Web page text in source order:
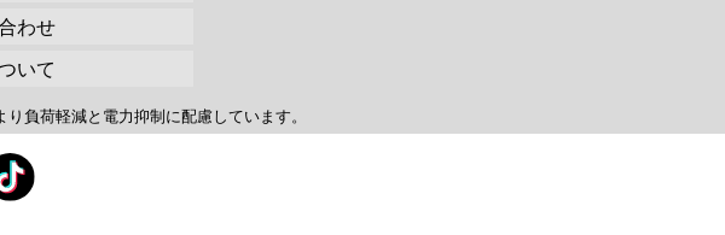
わせ
いて
負荷軽減と電力抑制に配慮しています。